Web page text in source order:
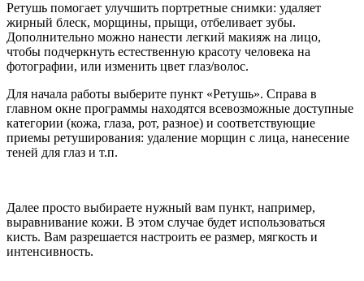
Ретушь помогает улучшить портретные снимки: удаляет
жирный блеск, морщины, прыщи, отбеливает зубы.
Дополнительно можно нанести легкий макияж на лицо,
чтобы подчеркнуть естественную красоту человека на
фотографии, или изменить цвет глаз/волос.
Для начала работы выберите пункт «Ретушь». Справа в
главном окне программы находятся всевозможные доступные
категории (кожа, глаза, рот, разное) и соответствующие
приемы ретуширования: удаление морщин с лица, нанесение
теней для глаз и т.п.
Далее просто выбираете нужный вам пункт, например,
выравнивание кожи. В этом случае будет использоваться
кисть. Вам разрешается настроить ее размер, мягкость и
интенсивность.